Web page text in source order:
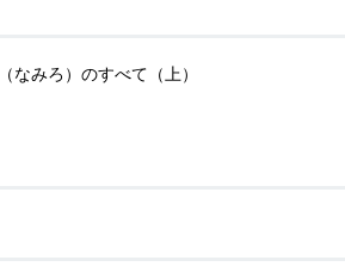
みろ）のすべて（上）